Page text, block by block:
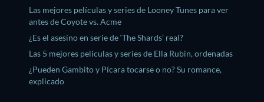
Las mejores películas y series de Looney Tunes para ver
antes de Coyote vs. Acme
¿Es el asesino en serie de ‘The Shards’ real?
Las 5 mejores películas y series de Ella Rubin, ordenadas
¿Pueden Gambito y Pícara tocarse o no? Su romance,
explicado